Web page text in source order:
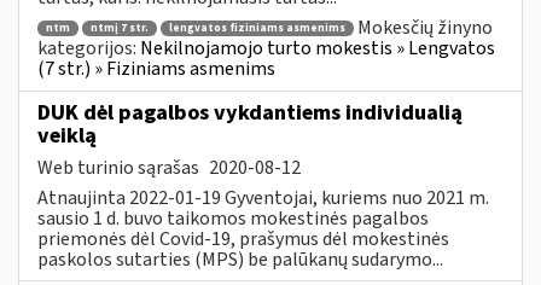
ntm ntmį 7 str. lengvatos fiziniams asmenims
Mokesčių žinyno
kategorijos: Nekilnojamojo turto mokestis » Lengvatos
(7 str.) » Fiziniams asmenims
DUK dėl pagalbos vykdantiems individualią
veiklą
Web turinio sąrašas 2020-08-12
Atnaujinta 2022-01-19 Gyventojai, kuriems nuo 2021 m.
sausio 1 d. buvo taikomos mokestinės pagalbos
priemonės dėl Covid-19, prašymus dėl mokestinės
paskolos sutarties (MPS) be palūkanų sudarymo...